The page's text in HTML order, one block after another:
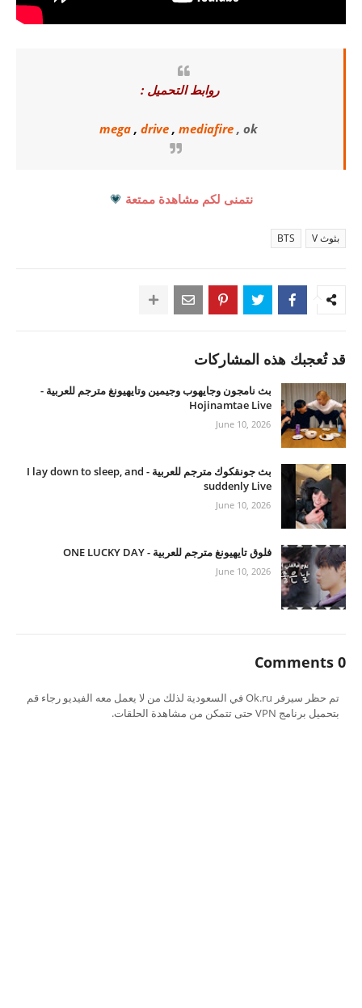
روابط التحميل :
mega , drive , mediafire, ok
نتمنى لكم مشاهدة ممتعة 💗
بثوث V BTS
قد تُعجبك هذه المشاركات
بث نامجون وجايهوب وجيمين وتايهيونغ مترجم للعربية -
Hojinamtae Live
June 10, 2026
بث جونقكوك مترجم للعربية - I lay down to sleep, and
suddenly Live
June 10, 2026
فلوق تايهيونغ مترجم للعربية - ONE LUCKY DAY
June 10, 2026
0 Comments
تم حظر سيرفر Ok.ru في السعودية لذلك من لا يعمل معه الفيديو رجاء قم
بتحميل برنامج VPN حتى تتمكن من مشاهدة الحلقات.